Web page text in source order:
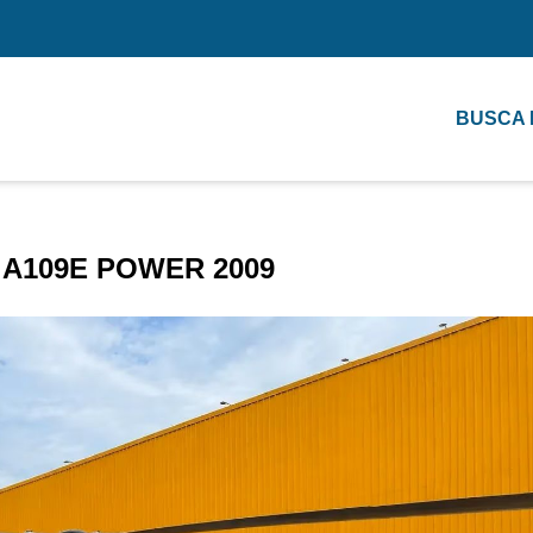
BUSCA
POWER 2009